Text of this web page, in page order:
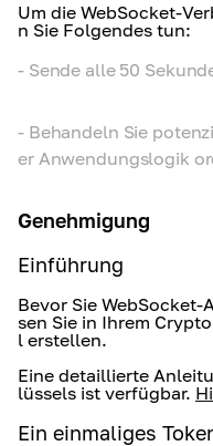
Um die WebSocket-
n Sie Folgendes tun:
- Sende alle 50
- Behandeln Sie
er Anwendungslogik
Genehmigung
Einführung
Bevor Sie
sen Sie in Ihrem
l erstellen.
Eine detaillierte
lüssels ist verfügbar.
Ein einmaliges